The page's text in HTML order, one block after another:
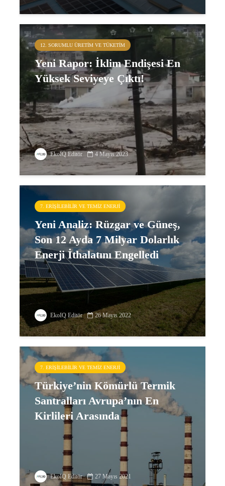
12. SORUMLU ÜRETIM VE TÜKETIM
Yeni Rapor: İklim Endişesi En
Yüksek Seviyeye Çıktı!
EkoIQ Editör 4 Mayıs 2023
7. ERIŞILEBILIR VE TEMIZ ENERJI
Yeni Analiz: Rüzgar ve Güneş,
Son 12 Ayda 7 Milyar Dolarlık
Enerji İthalatını Engelledi
EkoIQ Editör 26 Mayıs 2022
7. ERIŞILEBILIR VE TEMIZ ENERJI
Türkiye’nin Kömürlü Termik
Santralları Avrupa’nın En
Kirlileri Arasında
EkoIQ Editör 27 Mayıs 2021